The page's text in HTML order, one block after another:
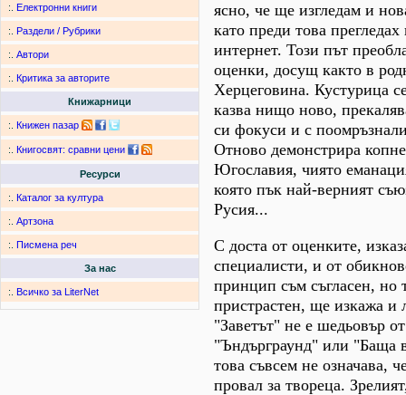
:. Електронни книги
:. Раздели / Рубрики
:. Автори
:. Критика за авторите
Книжарници
:. Книжен пазар
:. Книгосвят: сравни цени
Ресурси
:. Каталог за култура
:. Артзона
:. Писмена реч
За нас
:. Всичко за LiterNet
ясно, че ще изгледам и
като преди това
интернет. Този път
оценки, досущ както в
Херцеговина. Кустурица
казва нищо ново,
си фокуси и с
Отново демонстрира
Югославия, чиято
която пък най-верният
Русия...
С доста от оценките,
специалисти, и от
принцип съм съгласен, но
пристрастен, ще изкажа и
"Заветът" не е шедьовър
"Ъндърграунд" или "Баща
това съвсем не означава,
провал за твореца.